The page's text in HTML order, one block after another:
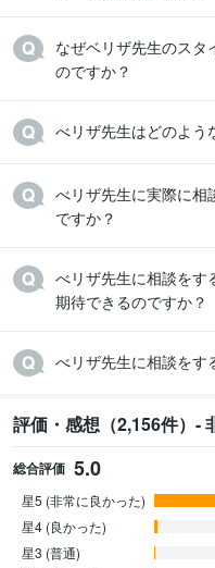
なぜベリザ先生のスタ
のですか？
べリザ先生はどのよう
べリザ先生に実際に相
ですか？
べリザ先生に相談をす
期待できるのですか？
べリザ先生に相談をす
評価・感想（2,156件）-
総合評価 5.0
星5 (非常に良かった)
星4 (良かった)
星3 (普通)